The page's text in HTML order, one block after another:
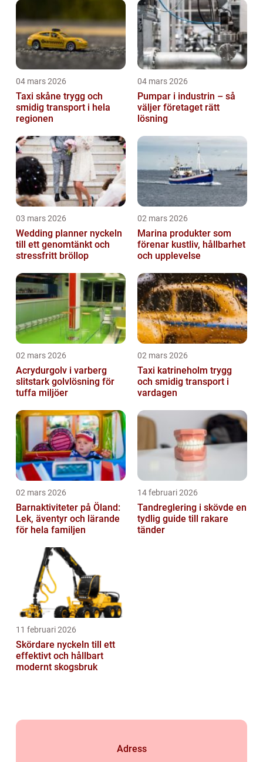
04 mars 2026
Taxi skåne trygg och
smidig transport i hela
regionen
04 mars 2026
Pumpar i industrin – så
väljer företaget rätt
lösning
03 mars 2026
Wedding planner nyckeln
till ett genomtänkt och
stressfritt bröllop
02 mars 2026
Marina produkter som
förenar kustliv, hållbarhet
och upplevelse
02 mars 2026
Acrydurgolv i varberg
slitstark golvlösning för
tuffa miljöer
02 mars 2026
Taxi katrineholm trygg
och smidig transport i
vardagen
02 mars 2026
Barnaktiviteter på Öland:
Lek, äventyr och lärande
för hela familjen
14 februari 2026
Tandreglering i skövde en
tydlig guide till rakare
tänder
11 februari 2026
Skördare nyckeln till ett
effektivt och hållbart
modernt skogsbruk
Adress